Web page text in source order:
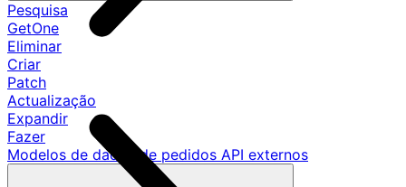
Pesquisa
GetOne
Eliminar
Criar
Patch
Actualização
Expandir
Fazer
Modelos de dados de pedidos API externos